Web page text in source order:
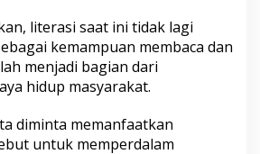
literasi saat ini tidak lagi
kemampuan membaca dan
menjadi bagian dari
hidup masyarakat.
diminta memanfaatkan
untuk memperdalam